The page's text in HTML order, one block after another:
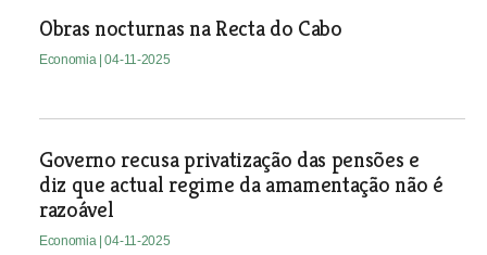
Obras nocturnas na Recta do Cabo
Economia | 04-11-2025
Governo recusa privatização das pensões e
diz que actual regime da amamentação não é
razoável
Economia | 04-11-2025